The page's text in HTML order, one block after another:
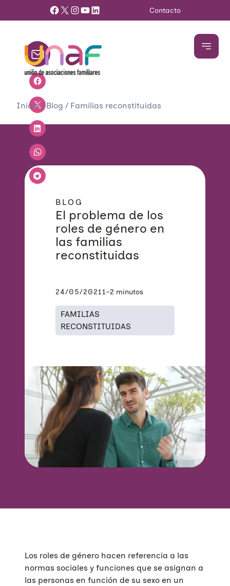
Facebook X InstagramYouTube LinkedIn Contacto
Inicio/Blog / Familias reconstituidas
BLOG
El problema de los
roles de género en
las familias
reconstituidas
24/05/20211–2 minutos
FAMILIAS
RECONSTITUIDAS
Los roles de género hacen referencia a las
normas sociales y funciones que se asignan a
las personas en función de su sexo en un